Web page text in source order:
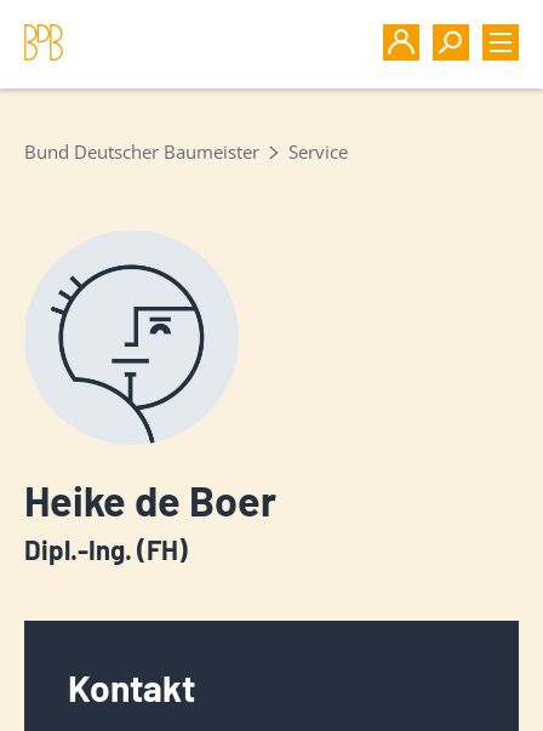
Bund Deutscher Baumeister Service
Heike de Boer
Dipl.-Ing. (FH)
Kontakt